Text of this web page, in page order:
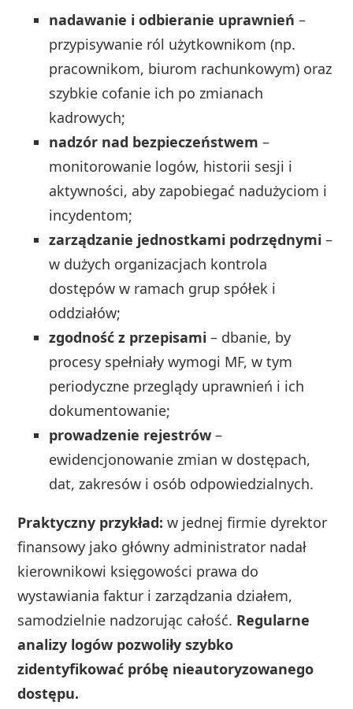
nadawanie i odbieranie uprawnień –
przypisywanie ról użytkownikom (np.
pracownikom, biurom rachunkowym) oraz
szybkie cofanie ich po zmianach
kadrowych;
nadzór nad bezpieczeństwem –
monitorowanie logów, historii sesji i
aktywności, aby zapobiegać nadużyciom i
incydentom;
zarządzanie jednostkami podrzędnymi –
w dużych organizacjach kontrola
dostępów w ramach grup spółek i
oddziałów;
zgodność z przepisami – dbanie, by
procesy spełniały wymogi MF, w tym
periodyczne przeglądy uprawnień i ich
dokumentowanie;
prowadzenie rejestrów –
ewidencjonowanie zmian w dostępach,
dat, zakresów i osób odpowiedzialnych.
Praktyczny przykład: w jednej firmie dyrektor
finansowy jako główny administrator nadał
kierownikowi księgowości prawa do
wystawiania faktur i zarządzania działem,
samodzielnie nadzorując całość. Regularne
analizy logów pozwoliły szybko
zidentyfikować próbę nieautoryzowanego
dostępu.